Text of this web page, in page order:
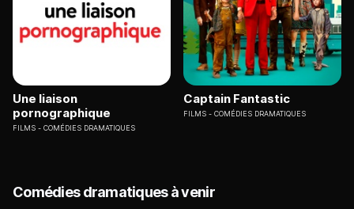
Une liaison
pornographique
FILMS COMÉDIES DRAMATIQUES
Captain Fantastic
FILMS COMÉDIES DRAMATIQUES
Comédies dramatiques à venir